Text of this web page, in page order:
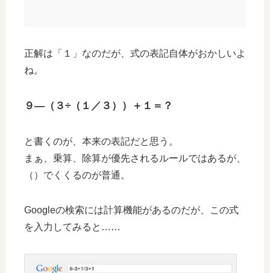
正解は「１」なのだが、式の表記自体がおかしいよ
ね。
９―（３÷（１／３））＋１＝？
と書くのが、本来の表記だと思う。
まぁ、乗算、除算が優先されるルールではあるが、
（）でくくるのが普通。
Googleの検索には計算機能があるのだが、この式
を入力してみると……